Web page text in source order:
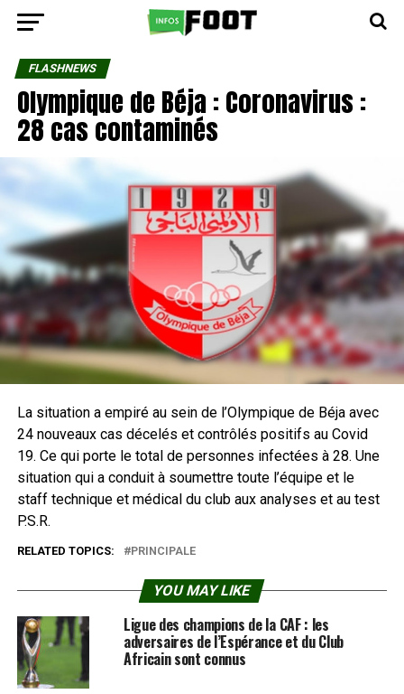
FLASHNEWS
Olympique de Béja : Coronavirus :
28 cas contaminés
La situation a empiré au sein de l’Olympique de Béja avec
24 nouveaux cas décelés et contrôlés positifs au Covid
19. Ce qui porte le total de personnes infectées à 28. Une
situation qui a conduit à soumettre toute l’équipe et le
staff technique et médical du club aux analyses et au test
P.S.R.
RELATED TOPICS: PRINCIPALE
YOU MAY LIKE
Ligue des champions de la CAF : les
adversaires de l’Espérance et du Club
Africain sont connus